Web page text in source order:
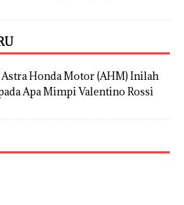
Astra Honda Motor (AHM) Inilah
Apa Mimpi Valentino Rossi